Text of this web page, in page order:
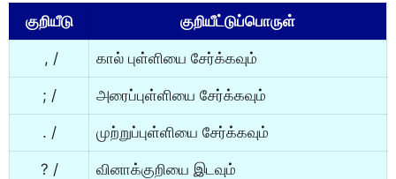
குறியீடு குறியீட்டுப்பொருள்
, / கால் புள்ளியை சேர்க்கவும்
; / அரைப்புள்ளியை சேர்க்கவும்
. / முற்றுப்புள்ளியை சேர்க்கவும்
? / வினாக்குறியை இடவும்